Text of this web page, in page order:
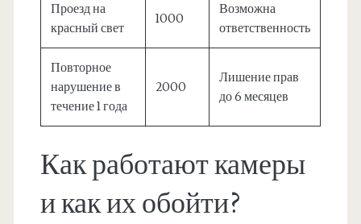
Проезд на
красный свет
1000
Возможна
ответственность
Повторное
нарушение в
течение 1 года
2000
Лишение прав
до 6 месяцев
Как работают камеры
и как их обойти?